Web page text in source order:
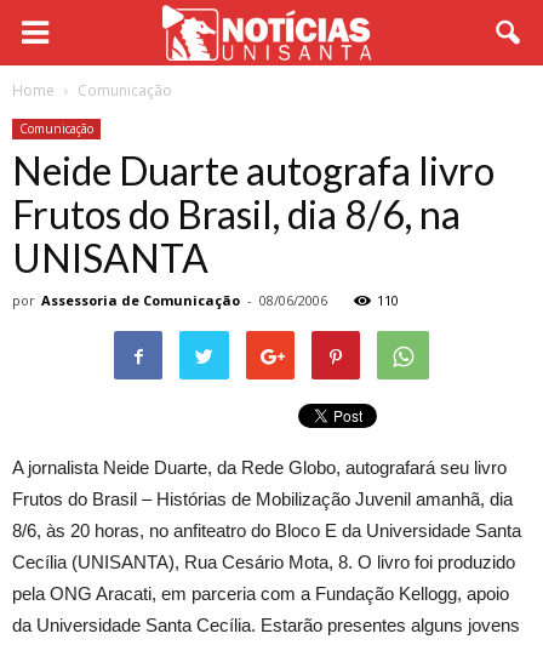
Home Comunicação
Comunicação
Neide Duarte autografa livro
Frutos do Brasil, dia 8/6, na
UNISANTA
por Assessoria de Comunicação - 08/06/2006 110
A jornalista Neide Duarte, da Rede Globo, autografará seu livro
Frutos do Brasil – Histórias de Mobilização Juvenil amanhã, dia
8/6, às 20 horas, no anfiteatro do Bloco E da Universidade Santa
Cecília (UNISANTA), Rua Cesário Mota, 8. O livro foi produzido
pela ONG Aracati, em parceria com a Fundação Kellogg, apoio
da Universidade Santa Cecília. Estarão presentes alguns jovens